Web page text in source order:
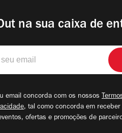
na sua caixa de
email concorda com os nossos
, tal como concorda em
ofertas e promoções de